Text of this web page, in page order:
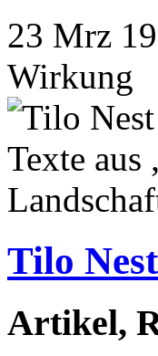
23 Mrz
Wirkung
Tilo
Artikel,